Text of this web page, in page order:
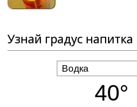
Узнай градус напитка
40°